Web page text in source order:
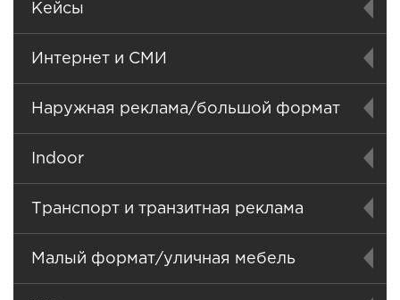
Кейсы
Интернет и СМИ
Наружная реклама/большой формат
Indoor
Транспорт и транзитная реклама
Малый формат/уличная мебель